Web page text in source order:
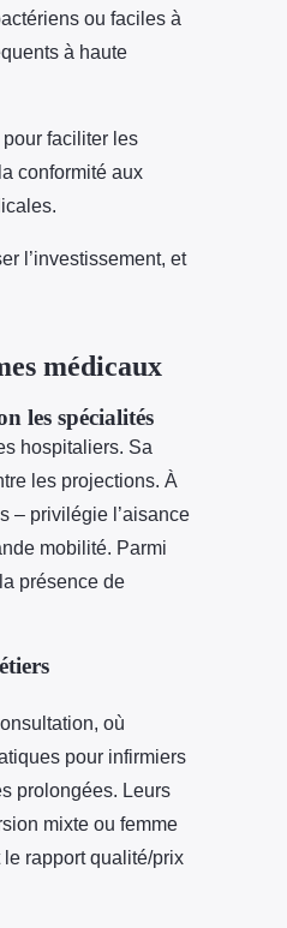
ou faciles à
à haute
faciliter les
conformité aux
l’investissement, et
médicaux
les spécialités
hospitaliers. Sa
les projections. À
– privilégie l’aisance
mobilité. Parmi
présence de
où
pour infirmiers
prolongées. Leurs
mixte ou femme
rapport qualité/prix